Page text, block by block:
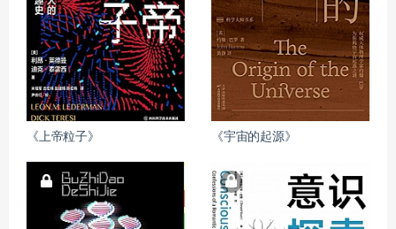
《上帝粒子》 《宇宙的起源》